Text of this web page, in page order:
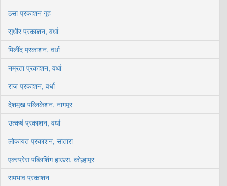
ठसा प्रकाशन गृह
सुधीर प्रकाशन, वर्धा
मिलींद प्रकाशन, वर्धा
नम्रता प्रकाशन, वर्धा
राज प्रकाशन, वर्धा
देशमुख पब्लिकेशन, नागपूर
उत्कर्ष प्रकाशन, वर्धा
लोकायत प्रकाशन, सातारा
एक्स्प्रेस पब्लिशिंग हाऊस, कोल्हापूर
समभाव प्रकाशन